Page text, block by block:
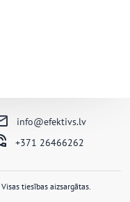
info@efektivs.lv
+371 26466262
Visas tiesības aizsargātas.